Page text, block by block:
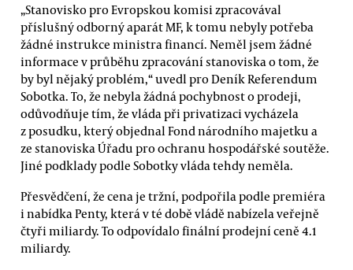
„Stanovisko pro Evropskou komisi zpracovával
příslušný odborný aparát MF, k tomu nebyly potřeba
žádné instrukce ministra financí. Neměl jsem žádné
informace v průběhu zpracování stanoviska o tom, že
by byl nějaký problém,“ uvedl pro Deník Referendum
Sobotka. To, že nebyla žádná pochybnost o prodeji,
odůvodňuje tím, že vláda při privatizaci vycházela
z posudku, který objednal Fond národního majetku a
ze stanoviska Úřadu pro ochranu hospodářské soutěže.
Jiné podklady podle Sobotky vláda tehdy neměla.
Přesvědčení, že cena je tržní, podpořila podle premiéra
i nabídka Penty, která v té době vládě nabízela veřejně
čtyři miliardy. To odpovídalo finální prodejní ceně 4.1
miliardy.